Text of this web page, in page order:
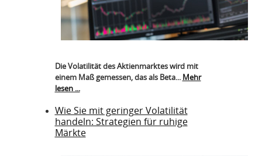
Die Volatilität des Aktienmarktes wird mit
einem Maß gemessen, das als Beta... Mehr
lesen ...
Wie Sie mit geringer Volatilität
handeln: Strategien für ruhige
Märkte